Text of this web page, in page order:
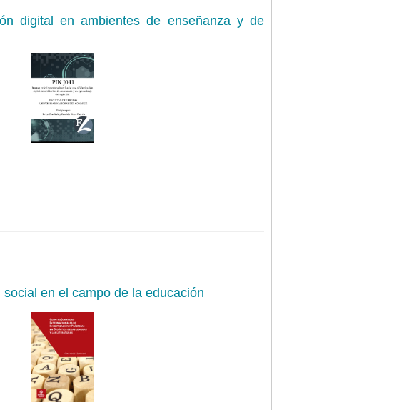
digital en ambientes de enseñanza y de
en el campo de la educación